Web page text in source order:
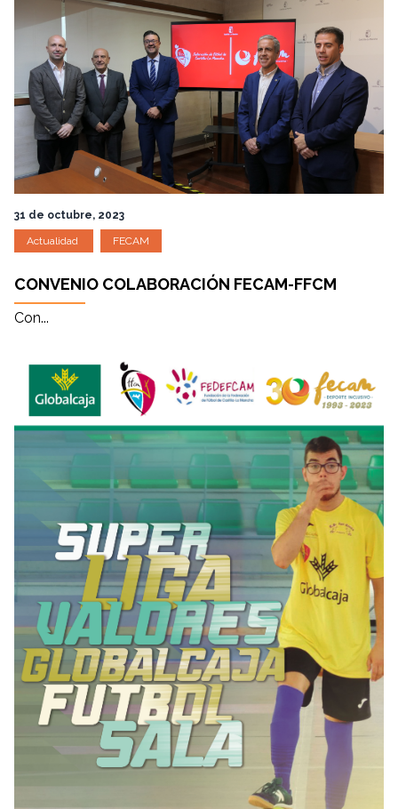
31 de octubre, 2023
Actualidad FECAM
CONVENIO COLABORACIÓN FECAM-FFCM
Con...